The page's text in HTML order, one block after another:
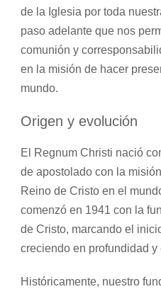
de la Iglesia por toda
paso adelante que nos
comunión y
en la misión de hacer
mundo.
Origen y evolución
El Regnum Christi nació
de apostolado con la
Reino de Cristo en el
comenzó en 1941 con la
de Cristo, marcando el
creciendo en profundidad y
Históricamente, nuestro